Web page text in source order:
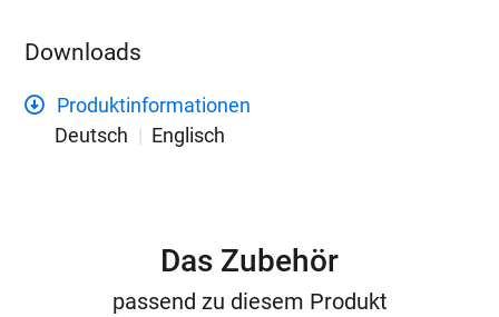
Downloads
Produktinformationen
Deutsch
Englisch
Das Zubehör
passend zu diesem Produkt